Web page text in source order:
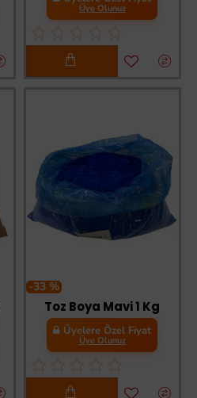
Üye Olunuz
-33 %
Toz Boya Mavi 1 Kg
Üyelere Özel Fiyat
Üye Olunuz